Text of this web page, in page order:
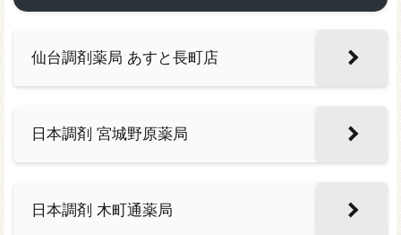
仙台調剤薬局 あすと長町店
日本調剤 宮城野原薬局
日本調剤 木町通薬局